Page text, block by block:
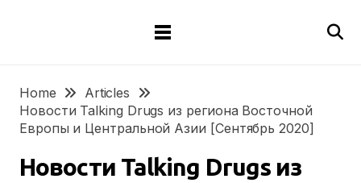
Home
Articles
Новости Talking Drugs из региона Восточной
Европы и Центральной Азии [Сентябрь 2020]
Новости Talking Drugs из